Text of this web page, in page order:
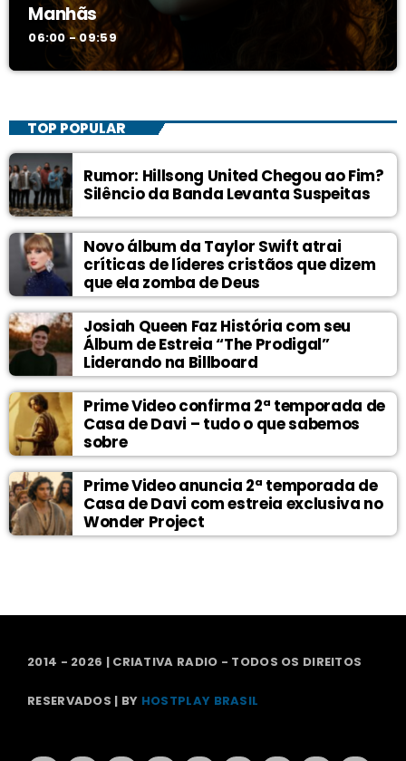
Manhãs
06:00 - 09:59
TOP POPULAR
Rumor: Hillsong United Chegou ao Fim?
Silêncio da Banda Levanta Suspeitas
Novo álbum da Taylor Swift atrai
críticas de líderes cristãos que dizem
que ela zomba de Deus
Josiah Queen Faz História com seu
Álbum de Estreia “The Prodigal”
Liderando na Billboard
Prime Video confirma 2ª temporada de
Casa de Davi – tudo o que sabemos
sobre
Prime Video anuncia 2ª temporada de
Casa de Davi com estreia exclusiva no
Wonder Project
2014 - 2026 | CRIATIVA RADIO - TODOS OS DIREITOS
RESERVADOS | BY HOSTPLAY BRASIL